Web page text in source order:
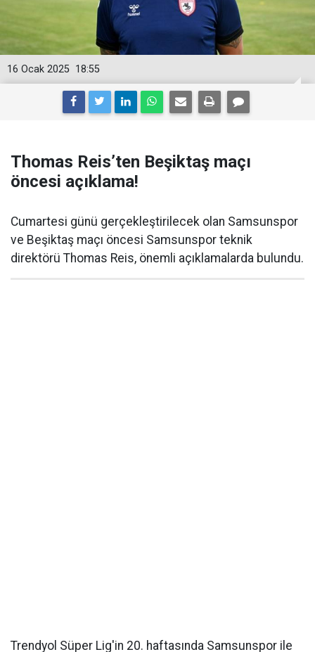
18:55
16 Ocak 2025
Thomas Reis’ten Beşiktaş maçı
öncesi açıklama!
Cumartesi günü gerçekleştirilecek olan Samsunspor
ve Beşiktaş maçı öncesi Samsunspor teknik
direktörü Thomas Reis, önemli açıklamalarda bulundu.
Trendyol Süper Lig'in 20. haftasında Samsunspor ile